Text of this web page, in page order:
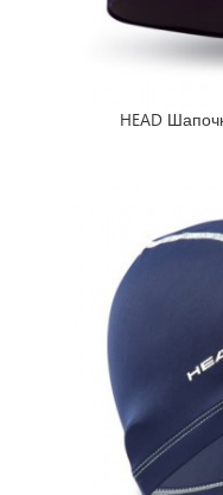
HEAD